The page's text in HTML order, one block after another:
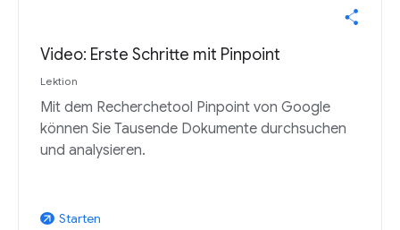
Video: Erste Schritte mit Pinpoint
Lektion
Mit dem Recherchetool Pinpoint von Google
können Sie Tausende Dokumente durchsuchen
und analysieren.
arrow_outward Starten